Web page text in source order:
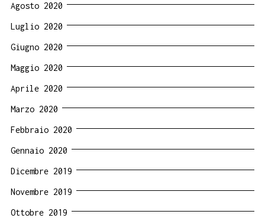
Agosto 2020
Luglio 2020
Giugno 2020
Maggio 2020
Aprile 2020
Marzo 2020
Febbraio 2020
Gennaio 2020
Dicembre 2019
Novembre 2019
Ottobre 2019